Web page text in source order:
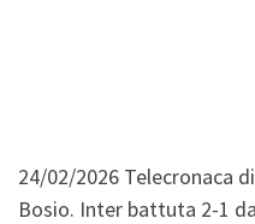
24/02/2026 Telecronaca
Bosio. Inter battuta 2-1